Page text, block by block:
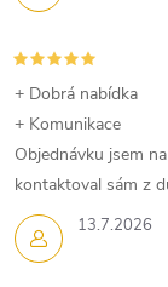
13.7.2026
+ Dobrá nabídka
+ Komunikace
Objednávku jsem
kontaktoval sám z